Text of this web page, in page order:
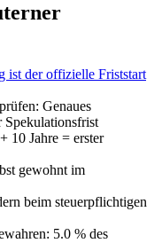
ist der offizielle Friststart
prüfen: Genaues
Spekulationsfrist
10 Jahre = erster
gewohnt im
beim steuerpflichtigen
5.0 % des